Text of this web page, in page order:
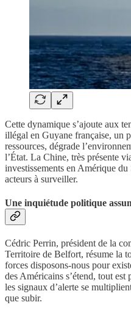
Cette dynamique s’ajoute aux
illégal en Guyane française, un
ressources, dégrade
l’État. La Chine, très présente
investissements en Amérique
acteurs à surveiller.
Une inquiétude politique
Cédric Perrin, président de la
Territoire de Belfort, résume la
forces disposons-nous pour
des Américains s’étend, tout
les signaux d’alerte se
que subir.